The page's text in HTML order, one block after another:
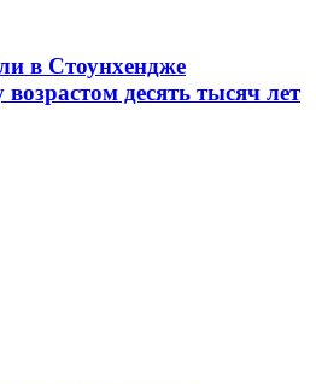
в Стоунхендже
десять тысяч лет